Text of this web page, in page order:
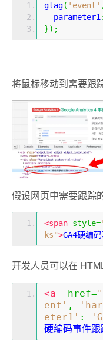
gtag( 'event'
  parameter1
:
});
将鼠标移动到需要跟
假设网页中需要跟踪
<span style=
ks">GA4硬编
开发人员可以在
<a href=
ent' ,
eter1' :
硬编码事件跟